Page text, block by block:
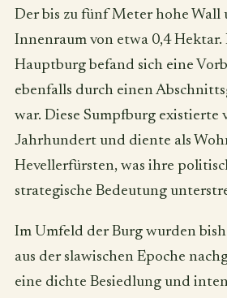
Der bis zu fünf Meter hohe Wall
Innenraum von etwa 0,4
Hauptburg befand sich eine
ebenfalls durch einen
war. Diese Sumpfburg existierte
Jahrhundert und diente als
Hevellerfürsten, was ihre
strategische Bedeutung
Im Umfeld der Burg wurden
aus der slawischen Epoche
eine dichte Besiedlung und